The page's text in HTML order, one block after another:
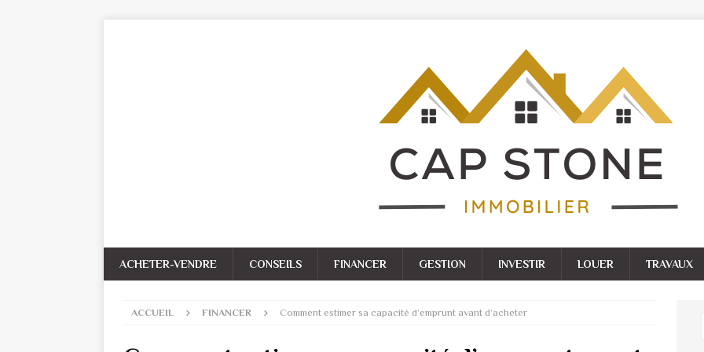
ACHETER-VENDRE CONSEILS FINANCER GESTION INVESTIR LOUER TRAVAUX
ACCUEIL FINANCER Comment estimer sa capacité d’emprunt avant d’acheter